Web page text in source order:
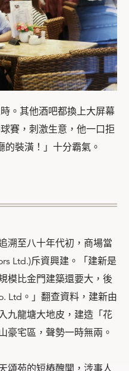
。其他酒吧都換上大屏幕
賽，刺激生意，他一口拒
裝潢！」十分霸氣。
溯至八十年代初，商場當
Ltd.)斥資興建。「建新是
模比金門建築還要大，後
Ltd。」翻查資料，建新由
九龍塘大地皮，建造「花
豪宅區，聲勢一時無兩。